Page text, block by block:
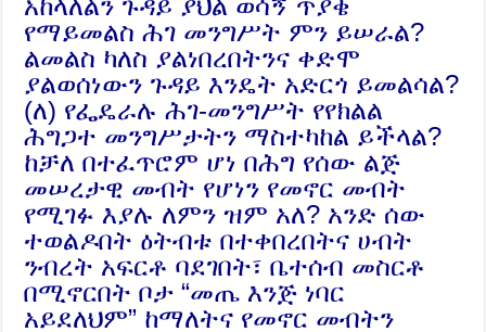
አከላለልን ጉዳይ ያህል ወሳኝ ጥያቄ
የማይመልስ ሕገ መንግሥት ምን ይሠራል?
ልመልስ ካለስ ያልነበረበትንና ቀድሞ
ያልወሰነውን ጉዳይ እንዴት አድርጎ ይመልሳል?
(ለ) የፌዴራሉ ሕገ-መንግሥት የየክልል
ሕግጋተ መንግሥታትን ማስተካከል ይችላል?
ከቻለ በተፈጥሮም ሆነ በሕግ የሰው ልጅ
መሠረታዊ መብት የሆነን የመኖር መብት
የሚገፉ እያሉ ለምን ዝም አለ? አንድ ሰው
ተወልዶበት ዕትብቱ በተቀበረበትና ሀብት
ንብረት አፍርቶ ባደገበት፣ ቤተሰብ መስርቶ
በሚኖርበት ቦታ “መጤ እንጅ ነባር
አይደለህም” ከማለትና የመኖር መብትን